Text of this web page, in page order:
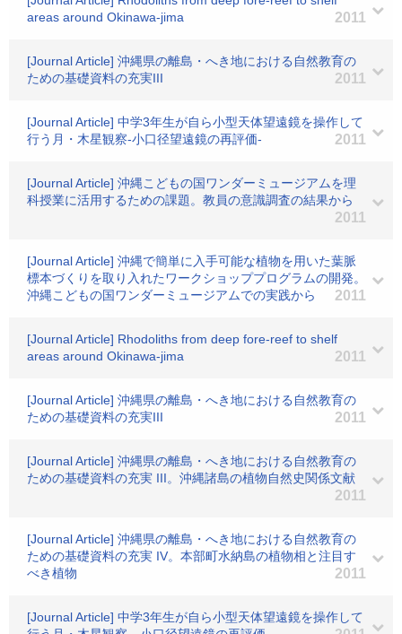
areas around Okinawa-jima
2011
[Journal Article] 沖縄県の離島・へき地における自然教育の
ための基礎資料の充実III
2011
[Journal Article] 中学3年生が自ら小型天体望遠鏡を操作して
行う月・木星観察-小口径望遠鏡の再評価-
2011
[Journal Article] 沖縄こどもの国ワンダーミュージアムを理
科授業に活用するための課題。教員の意識調査の結果から
2011
[Journal Article] 沖縄で簡単に入手可能な植物を用いた葉脈
標本づくりを取り入れたワークショッププログラムの開発。
沖縄こどもの国ワンダーミュージアムでの実践から
2011
[Journal Article] Rhodoliths from deep fore-reef to shelf
areas around Okinawa-jima
2011
[Journal Article] 沖縄県の離島・へき地における自然教育の
ための基礎資料の充実III
2011
[Journal Article] 沖縄県の離島・へき地における自然教育の
ための基礎資料の充実 III。沖縄諸島の植物自然史関係文献
2011
[Journal Article] 沖縄県の離島・へき地における自然教育の
ための基礎資料の充実 IV。本部町水納島の植物相と注目す
べき植物
2011
[Journal Article] 中学3年生が自ら小型天体望遠鏡を操作して